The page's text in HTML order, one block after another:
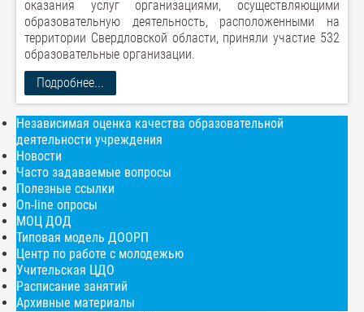
оказания услуг организациями, осуществляющими
образовательную деятельность, расположенными на
территории Свердловской области, приняли участие 532
образовательные организации.
Подробнее...
Независимая оценка качества образовательной
деятельности учреждения
Новости
Часто задаваемые вопросы
Полезные ссылки
On-line опросы
МОЦ ДОД
Типовая модель ДООРП
Центр по работе с молодежью
Учительская ЦДО
Расписание занятий
Архивные материалы